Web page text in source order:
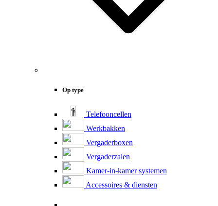
Op type
Telefooncellen
Werkbakken
Vergaderboxen
Vergaderzalen
Kamer-in-kamer systemen
Accessoires & diensten